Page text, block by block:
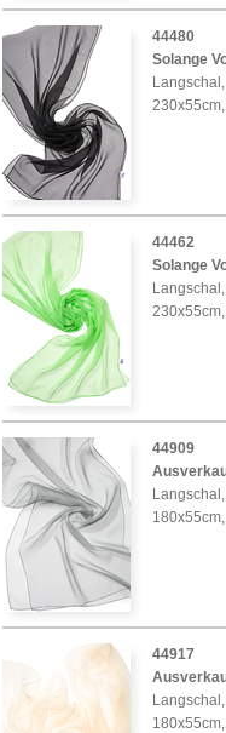
44480
Solange
44462
Solange
44909
44917